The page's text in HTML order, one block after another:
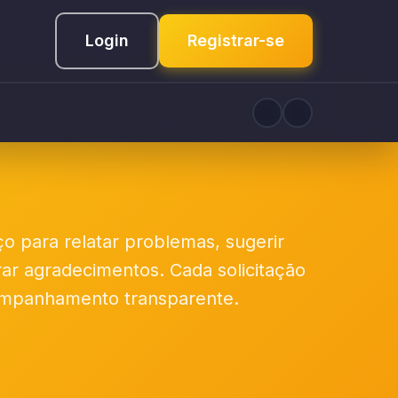
Login Registrar-se
para relatar problemas, sugerir
agradecimentos. Cada solicitação
transparente.